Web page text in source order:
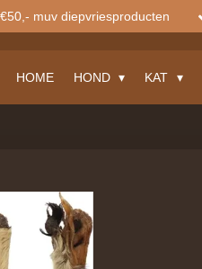
muv diepvriesproducten
HOME HOND KAT